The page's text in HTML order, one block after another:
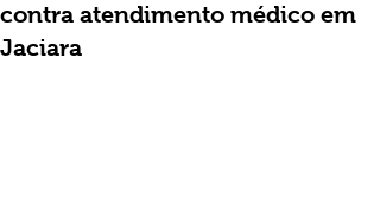
contra atendimento médico em
Jaciara